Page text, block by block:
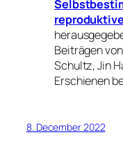
Beiträgen
Schultz, Jin
Erschienen
8. December 2022